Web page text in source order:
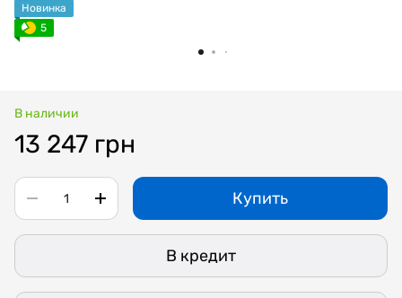
Новинка
5
В наличии
13 247 грн
Купить
В кредит